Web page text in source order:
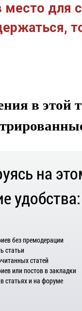
для
в этой
на
удобства:
без премодерации
статьи
статей
или постов в закладки
статьях и на форуме